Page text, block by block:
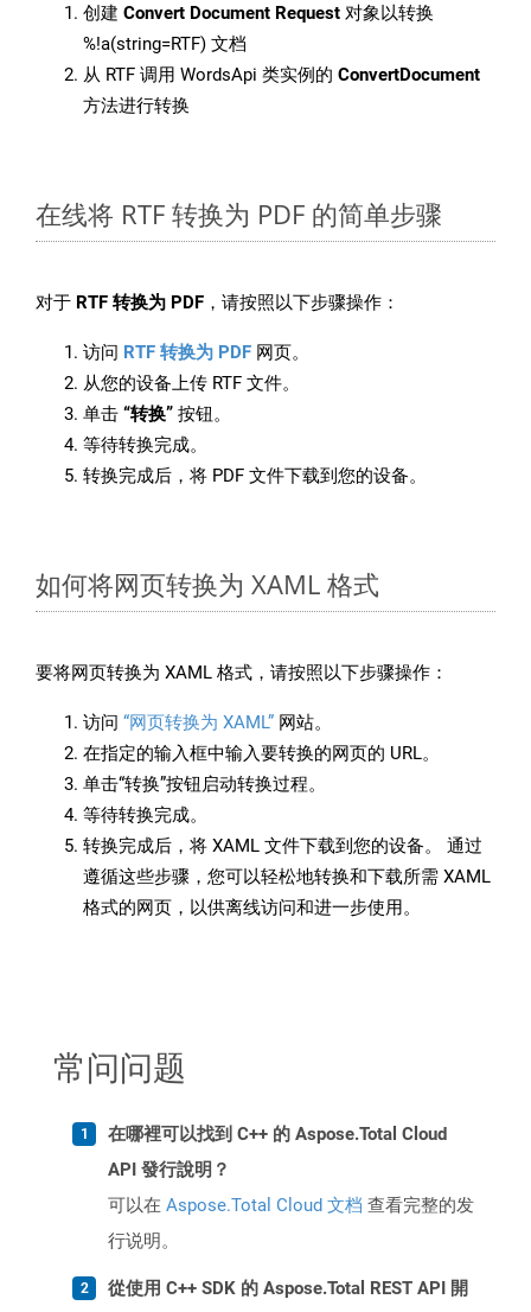
创建 Convert Document Request 对象以转换
%!a(string=RTF) 文档
从 RTF 调用 WordsApi 类实例的 ConvertDocument
方法进行转换
在线将 RTF 转换为 PDF 的简单步骤
对于 RTF 转换为 PDF ，请按照以下步骤操作：
访问 RTF 转换为 PDF 网页。
从您的设备上传 RTF 文件。
单击 “转换” 按钮。
等待转换完成。
转换完成后，将 PDF 文件下载到您的设备。
如何将网页转换为 XAML 格式
要将网页转换为 XAML 格式，请按照以下步骤操作：
访问 “网页转换为 XAML” 网站。
在指定的输入框中输入要转换的网页的 URL。
单击“转换”按钮启动转换过程。
等待转换完成。
转换完成后，将 XAML 文件下载到您的设备。 通过
遵循这些步骤，您可以轻松地转换和下载所需 XAML
格式的网页，以供离线访问和进一步使用。
常问问题
在哪裡可以找到 C++ 的 Aspose.Total Cloud
API 發行說明？
可以在 Aspose.Total Cloud 文档 查看完整的发
行说明。
從使用 C++ SDK 的 Aspose.Total REST API 開